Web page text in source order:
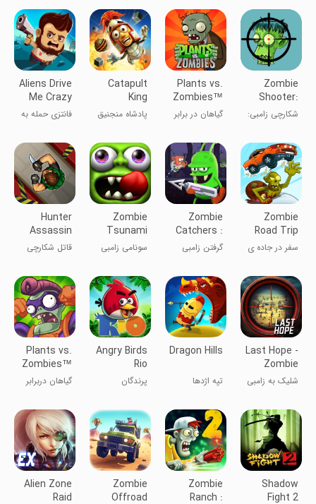
Zombie
Shooter:
Evil Dead
شکارچی زامبی:
Plants vs.
Zombies™
گیاهان در برابر
Catapult
King
پادشاه منجنیق
Aliens Drive
Me Crazy
فانتزی حمله به
Zombie
Road Trip
سفر در جاده ی
Zombie
Catchers :
Hunt & sell
گرفتن زامبی
Zombie
Tsunami
سونامی زامبی
Hunter
Assassin
قاتل شکارچی
Last Hope -
Zombie
Sniper 3D
شلیک به زامبی
Dragon Hills
تپه اژدها
Angry Birds
Rio
پرندگان
Plants vs.
Zombies™
Heroes
گیاهان دربرابر
قهرمانان
Shadow
Fight 2
Zombie
Ranch :
Zombie
Offroad
Alien Zone
Raid